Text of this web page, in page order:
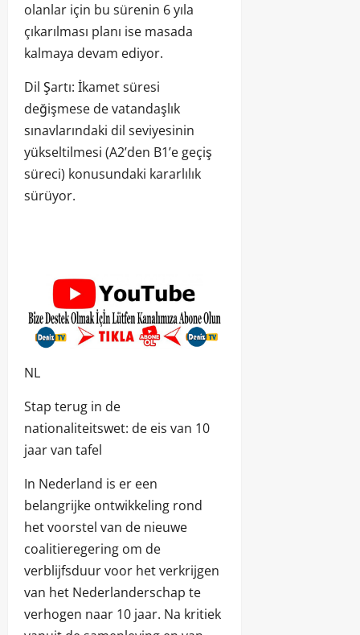
olanlar için bu sürenin 6 yıla
çıkarılması planı ise masada
kalmaya devam ediyor.
Dil Şartı: İkamet süresi
değişmese de vatandaşlık
sınavlarındaki dil seviyesinin
yükseltilmesi (A2’den B1’e geçiş
süreci) konusundaki kararlılık
sürüyor.
NL
Stap terug in de
nationaliteitswet: de eis van 10
jaar van tafel
In Nederland is er een
belangrijke ontwikkeling rond
het voorstel van de nieuwe
coalitieregering om de
verblijfsduur voor het verkrijgen
van het Nederlanderschap te
verhogen naar 10 jaar. Na kritiek